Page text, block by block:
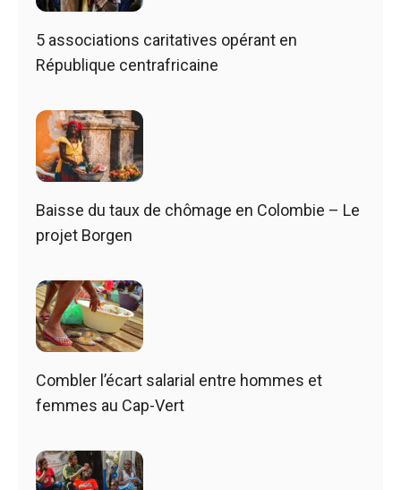
5 associations caritatives opérant en
République centrafricaine
Baisse du taux de chômage en Colombie – Le
projet Borgen
Combler l’écart salarial entre hommes et
femmes au Cap-Vert